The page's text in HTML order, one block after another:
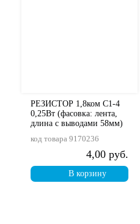
РЕЗИСТОР 1,8ком С1-4
0,25Вт (фасовка: лента,
длина с выводами 58мм)
код товара 9170236
4,00 руб.
В корзину